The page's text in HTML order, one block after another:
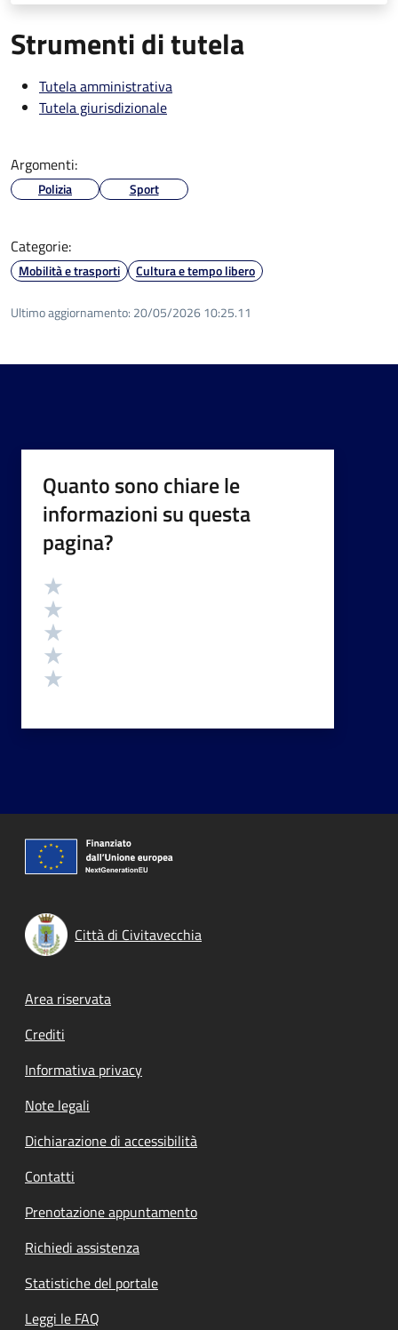
Strumenti di tutela
Tutela amministrativa
Tutela giurisdizionale
Argomenti:
Polizia Sport
Categorie:
Mobilità e trasporti Cultura e tempo libero
Ultimo aggiornamento: 20/05/2026 10:25.11
Quanto sono chiare le
informazioni su questa
pagina?
Valutazione
Città di Civitavecchia
Footer menu
Area riservata
Crediti
Informativa privacy
Note legali
Dichiarazione di accessibilità
Contatti
Prenotazione appuntamento
Richiedi assistenza
Statistiche del portale
Leggi le FAQ